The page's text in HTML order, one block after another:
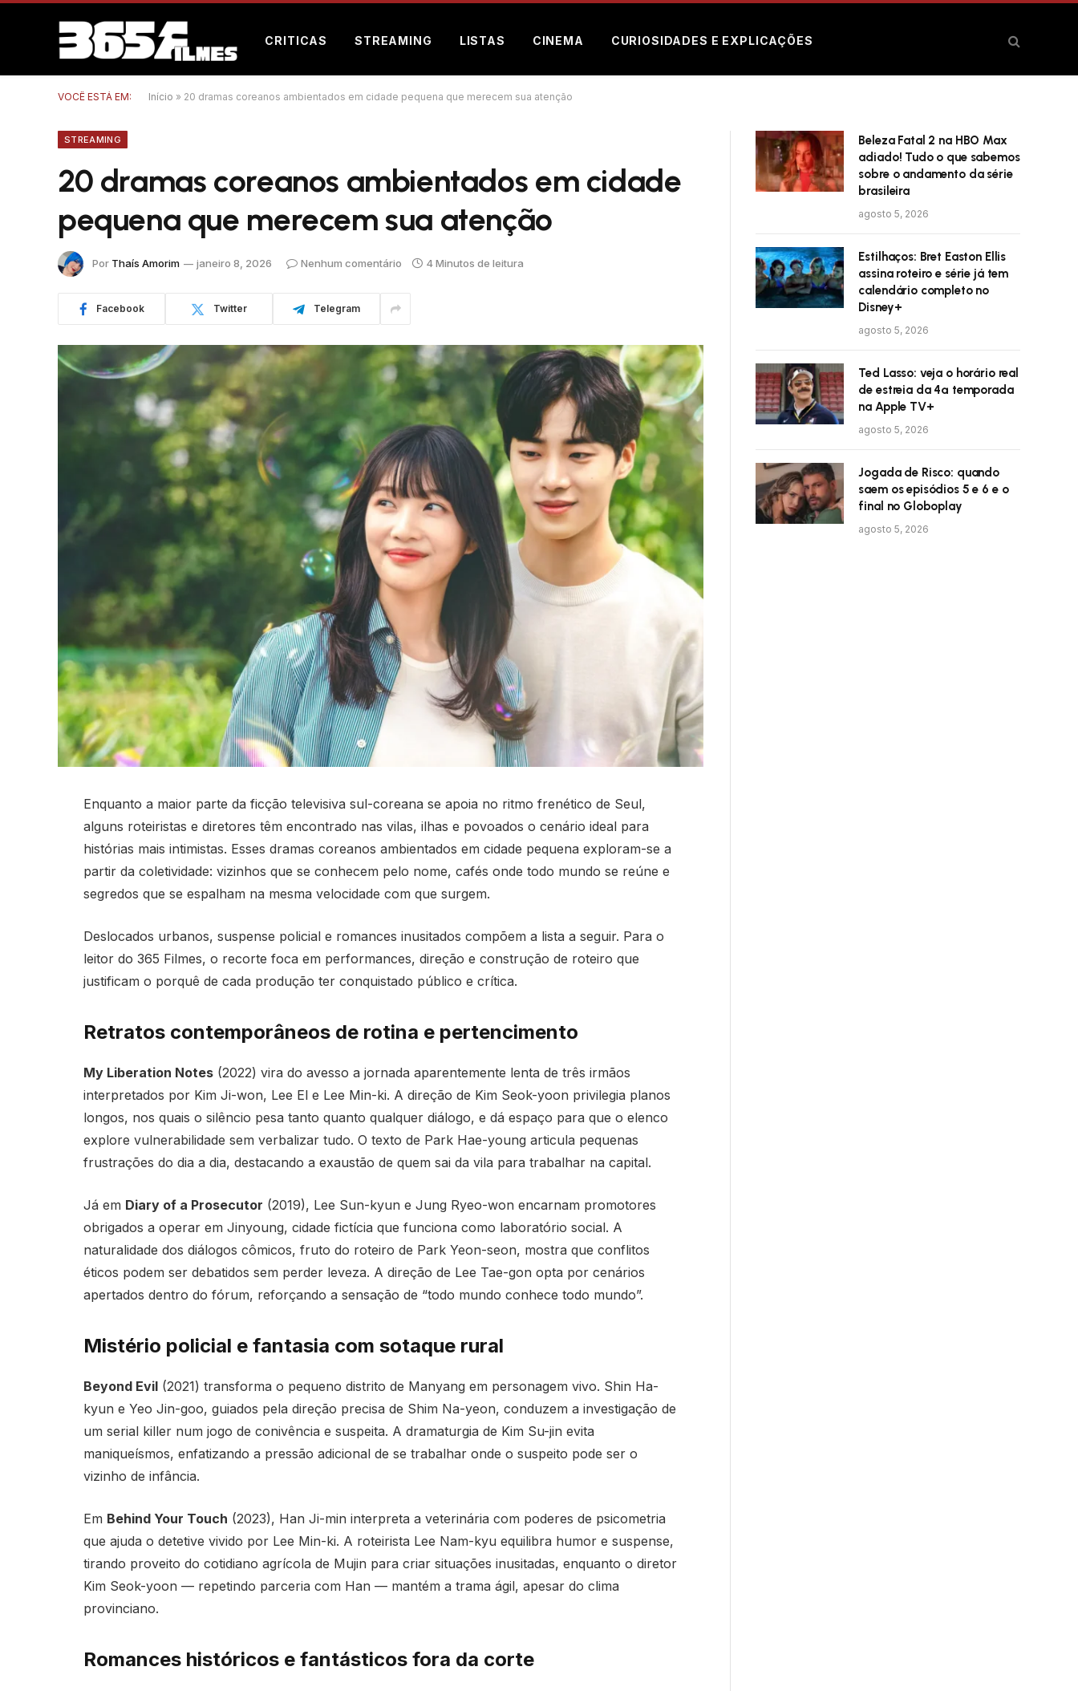
CRITICAS STREAMING LISTAS CINEMA CURIOSIDADES E EXPLICAÇÕES
VOCÊ ESTÁ EM: Início » 20 dramas coreanos ambientados em cidade pequena que merecem sua atenção
STREAMING
20 dramas coreanos ambientados em cidade
pequena que merecem sua atenção
Por Thaís Amorim janeiro 8, 2026 Nenhum comentário 4 Minutos de leitura
Facebook Twitter Telegram
Enquanto a maior parte da ficção televisiva sul-coreana se apoia no ritmo frenético de Seul,
alguns roteiristas e diretores têm encontrado nas vilas, ilhas e povoados o cenário ideal para
histórias mais intimistas. Esses dramas coreanos ambientados em cidade pequena exploram-se a
partir da coletividade: vizinhos que se conhecem pelo nome, cafés onde todo mundo se reúne e
segredos que se espalham na mesma velocidade com que surgem.
Deslocados urbanos, suspense policial e romances inusitados compõem a lista a seguir. Para o
leitor do 365 Filmes, o recorte foca em performances, direção e construção de roteiro que
justificam o porquê de cada produção ter conquistado público e crítica.
Retratos contemporâneos de rotina e pertencimento
My Liberation Notes(2022) vira do avesso a jornada aparentemente lenta de três irmãos
interpretados por Kim Ji-won, Lee El e Lee Min-ki. A direção de Kim Seok-yoon privilegia planos
longos, nos quais o silêncio pesa tanto quanto qualquer diálogo, e dá espaço para que o elenco
explore vulnerabilidade sem verbalizar tudo. O texto de Park Hae-young articula pequenas
frustrações do dia a dia, destacando a exaustão de quem sai da vila para trabalhar na capital.
Já em Diary of a Prosecutor (2019), Lee Sun-kyun e Jung Ryeo-won encarnam promotores
obrigados a operar em Jinyoung, cidade fictícia que funciona como laboratório social. A
naturalidade dos diálogos cômicos, fruto do roteiro de Park Yeon-seon, mostra que conflitos
éticos podem ser debatidos sem perder leveza. A direção de Lee Tae-gon opta por cenários
apertados dentro do fórum, reforçando a sensação de “todo mundo conhece todo mundo”.
Mistério policial e fantasia com sotaque rural
Beyond Evil(2021) transforma o pequeno distrito de Manyang em personagem vivo. Shin Ha-
kyun e Yeo Jin-goo, guiados pela direção precisa de Shim Na-yeon, conduzem a investigação de
um serial killer num jogo de conivência e suspeita. A dramaturgia de Kim Su-jin evita
maniqueísmos, enfatizando a pressão adicional de se trabalhar onde o suspeito pode ser o
vizinho de infância.
Em Behind Your Touch (2023), Han Ji-min interpreta a veterinária com poderes de psicometria
que ajuda o detetive vivido por Lee Min-ki. A roteirista Lee Nam-kyu equilibra humor e suspense,
tirando proveito do cotidiano agrícola de Mujin para criar situações inusitadas, enquanto o diretor
Kim Seok-yoon — repetindo parceria com Han — mantém a trama ágil, apesar do clima
provinciano.
Romances históricos e fantásticos fora da corte
Beleza Fatal 2 na HBO Max
adiado! Tudo o que sabemos
sobre o andamento da série
brasileira
agosto 5, 2026
Estilhaços: Bret Easton Ellis
assina roteiro e série já tem
calendário completo no
Disney+
agosto 5, 2026
Ted Lasso: veja o horário real
de estreia da 4ª temporada
na Apple TV+
agosto 5, 2026
Jogada de Risco: quando
saem os episódios 5 e 6 e o
final no Globoplay
agosto 5, 2026